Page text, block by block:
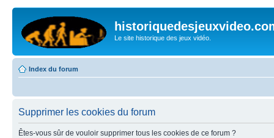
Le site historique des jeux vidéo.
Index du forum
Supprimer les cookies du forum
Êtes-vous sûr de vouloir supprimer tous les cookies de ce forum ?